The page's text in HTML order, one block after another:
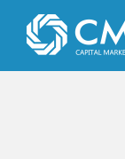
content